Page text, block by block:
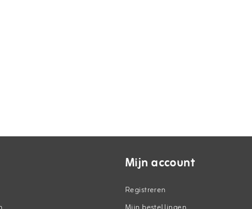
Mijn account
Registreren